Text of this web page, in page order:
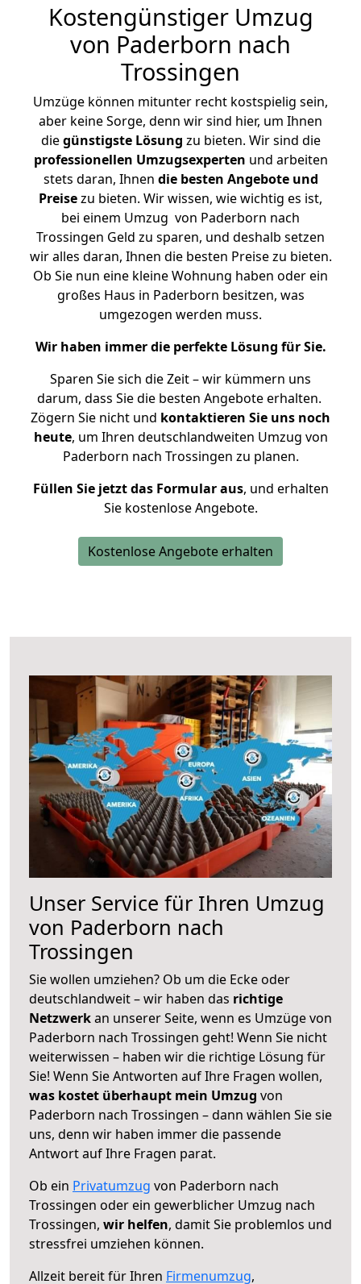
Kostengünstiger Umzug
von Paderborn nach
Trossingen
Umzüge können mitunter recht kostspielig sein,
aber keine Sorge, denn wir sind hier, um Ihnen
diegünstigste Lösung zu bieten. Wir sind die
professionellen Umzugsexperten und arbeiten
stets daran, Ihnen die besten Angebote und
Preisezu bieten. Wir wissen, wie wichtig es ist,
bei einem Umzug von Paderborn nach
Trossingen Geld zu sparen, und deshalb setzen
wir alles daran, Ihnen die besten Preise zu bieten.
Ob Sie nun eine kleine Wohnung haben oder ein
großes Haus in Paderborn besitzen, was
umgezogen werden muss.
Wir haben immer die perfekte Lösung für Sie.
Sparen Sie sich die Zeit – wir kümmern uns
darum, dass Sie die besten Angebote erhalten.
Zögern Sie nicht und kontaktieren Sie uns noch
heute, um Ihren deutschlandweiten Umzug von
Paderborn nach Trossingen zu planen.
Füllen Sie jetzt das Formular aus, und erhalten
Sie kostenlose Angebote.
Kostenlose Angebote erhalten
Unser Service für Ihren Umzug
von Paderborn nach
Trossingen
Sie wollen umziehen? Ob um die Ecke oder
deutschlandweit – wir haben das richtige
Netzwerkan unserer Seite, wenn es Umzüge von
Paderborn nach Trossingen geht! Wenn Sie nicht
weiterwissen – haben wir die richtige Lösung für
Sie! Wenn Sie Antworten auf Ihre Fragen wollen,
was kostet überhaupt mein Umzug von
Paderborn nach Trossingen – dann wählen Sie sie
uns, denn wir haben immer die passende
Antwort auf Ihre Fragen parat.
Ob ein Privatumzug von Paderborn nach
Trossingen oder ein gewerblicher Umzug nach
Trossingen, wir helfen, damit Sie problemlos und
stressfrei umziehen können.
Allzeit bereit für Ihren Firmenumzug,